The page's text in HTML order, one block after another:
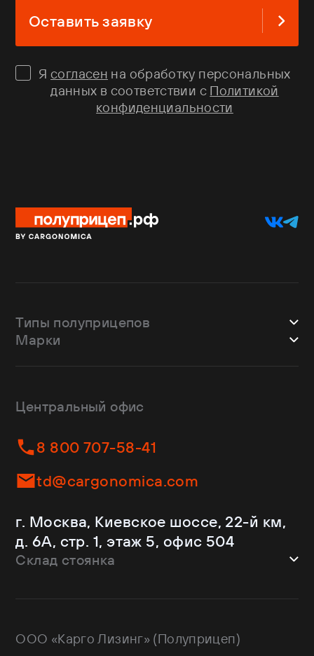
Оставить заявку
Ясогласен на обработку персональных
данных в соответствии с Политикой
конфиденциальности
Типы полуприцепов
Шторные
Изотермы
Контейнеровозы
Самосвалы
Ломовозы
С кониками
Рефрижераторы
Марки
Dongfeng
Helfimmer
JAC
Kassbohrer
Krone
Mercedes-Benz
Schmitz Cargobull
Shacman
Wielton
Центральный офис
8 800 707-58-41
td@cargonomica.com
г. Москва, Киевское шоссе, 22-й км,
д. 6А, стр. 1, этаж 5, офис 504
Склад стоянка
171 GPS: 55.443540, 37.293077
ООО «Карго Лизинг» (Полуприцеп)